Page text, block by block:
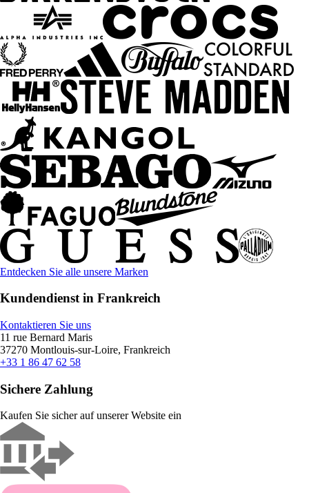
Entdecken Sie alle unsere Marken
Kundendienst in Frankreich
Kontaktieren Sie uns
11 rue Bernard Maris
37270 Montlouis-sur-Loire, Frankreich
+33 1 86 47 62 58
Sichere Zahlung
Kaufen Sie sicher auf unserer Website ein